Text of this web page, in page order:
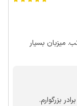
میزبان بسیار
بزرگوارم.